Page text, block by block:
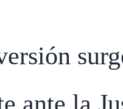
ante la